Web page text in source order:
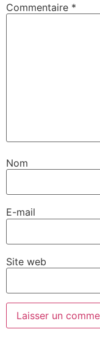
Commentaire *
Nom
E-mail
Site web